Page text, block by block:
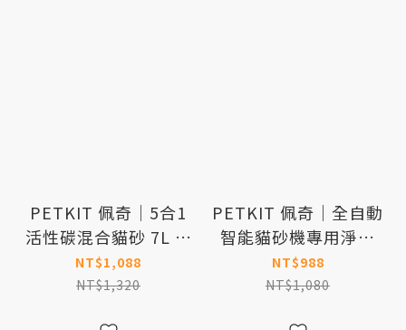
PETKIT 佩奇｜5合1
活性碳混合貓砂 7L (4
包/箱)
NT$1,088
NT$1,320
PETKIT 佩奇｜全自動
智能貓砂機專用淨化
液 (4入)
NT$988
NT$1,080